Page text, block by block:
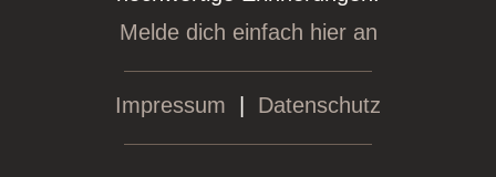
Melde dich einfach hier an
Impressum Datenschutz